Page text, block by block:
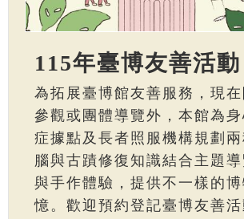
115年臺博友善活動
為拓展臺博館友善服務，現
參觀或團體導覽外，本館為
症據點及長者照服機構規劃
腦與古蹟修復知識結合主題
與手作體驗，提供不一樣的博
憶。歡迎預約登記臺博友善